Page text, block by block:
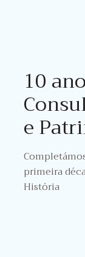
10
e
primeira
História